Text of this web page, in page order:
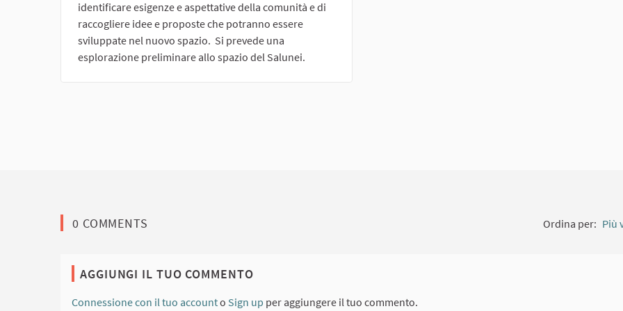
identificare esigenze e aspettative della comunità e di
raccogliere idee e proposte che potranno essere
sviluppate nel nuovo spazio. Si prevede una
esplorazione preliminare allo spazio del Salunei.
0 COMMENTS Ordina per: Più
AGGIUNGI IL TUO COMMENTO
Connessione con il tuo accounto Sign up per aggiungere il tuo commento.